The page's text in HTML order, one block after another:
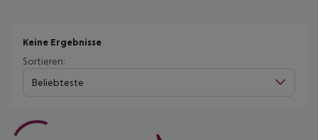
Keine Ergebnisse
Sortieren:
Beliebteste